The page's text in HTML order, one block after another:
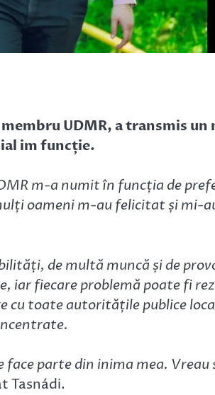
UDMR, a transmis un
im funcție.
m-a numit în funcția de
oameni m-au felicitat și mi-
de multă muncă și de
iar fiecare problemă poate fi
cu toate autoritățile publice
parte din inima mea.
Tasnádi.